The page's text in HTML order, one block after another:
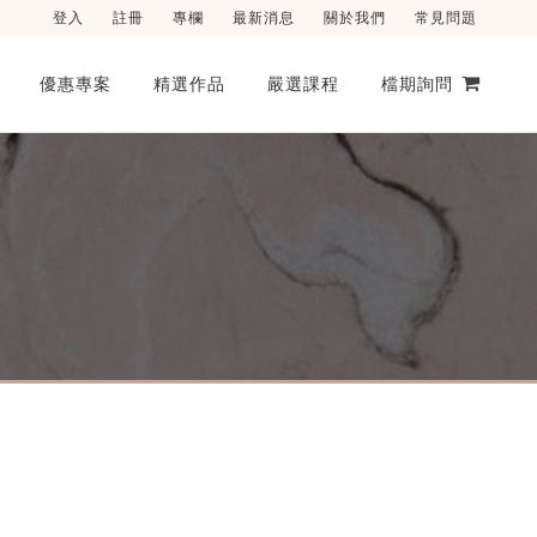
登入 註冊 專欄 最新消息 關於我們 常見問題
優惠專案 精選作品 嚴選課程 檔期詢問